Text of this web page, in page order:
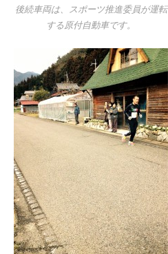
後続車両は、スポーツ推進委員が運転
する原付自動車です。